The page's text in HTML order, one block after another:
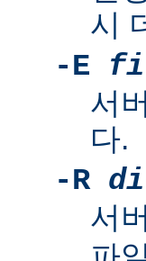
시
-E
서
다.
-R
서